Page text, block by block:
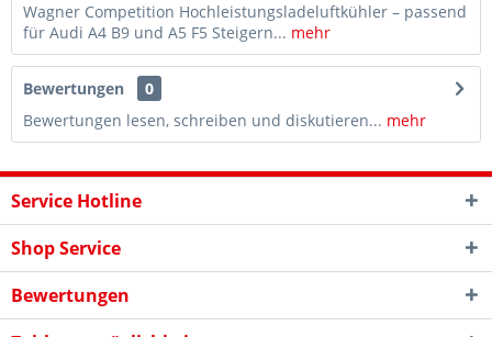
Wagner Competition Hochleistungsladeluftkühler – passend
für Audi A4 B9 und A5 F5 Steigern... mehr
Bewertungen
0
Bewertungen lesen, schreiben und diskutieren... mehr
Service Hotline
Shop Service
Bewertungen